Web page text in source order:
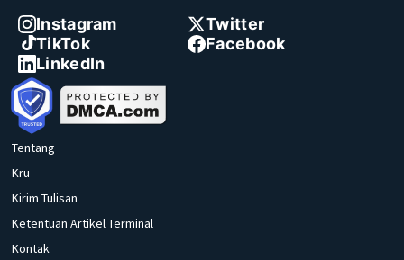
Instagram
Twitter
TikTok
Facebook
LinkedIn
Tentang
Kru
Kirim Tulisan
Ketentuan Artikel Terminal
Kontak